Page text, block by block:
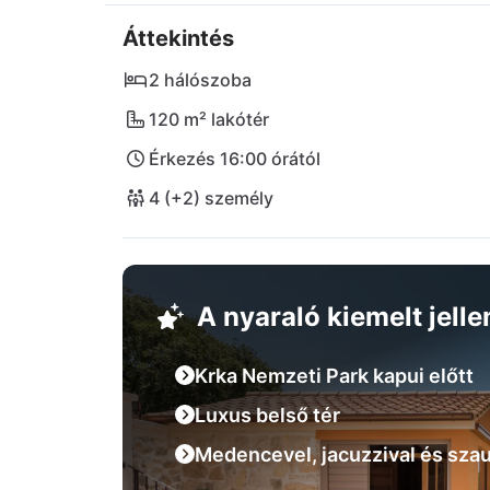
sok régi erődromromot megcsodáljatok. A
Nemzeti Parkot autó nélkül is felfedezni és
érzékeny vendég számára érdemes
km-re van.
Áttekintés
2 hálószoba
120 m² lakótér
Érkezés 16:00 órától
4 (+2) személy
A nyaraló kiemelt
Krka Nemzeti Park kapui előtt
Luxus belső tér
Medencevel, jacuzzival és